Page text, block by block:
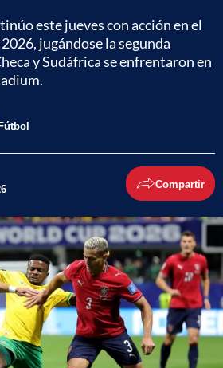
este jueves con acción en el
jugándose la segunda
y Sudáfrica se enfrentaron en
Compartir